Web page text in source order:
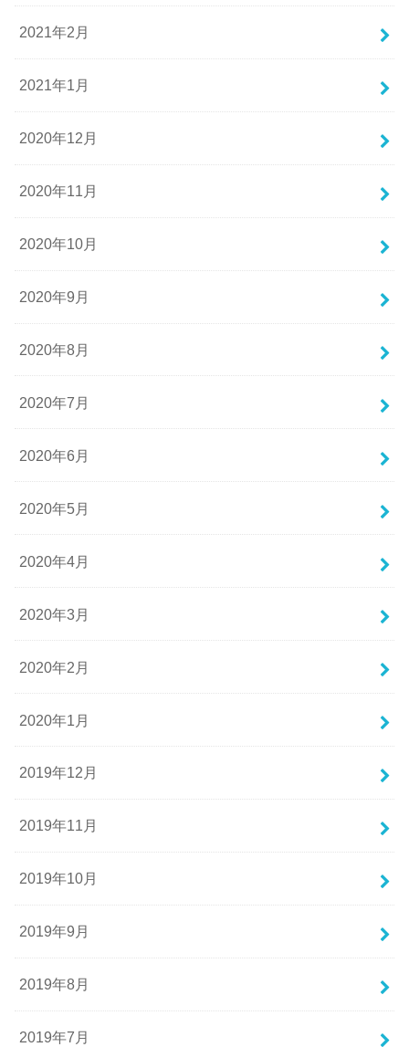
2021年2月
2021年1月
2020年12月
2020年11月
2020年10月
2020年9月
2020年8月
2020年7月
2020年6月
2020年5月
2020年4月
2020年3月
2020年2月
2020年1月
2019年12月
2019年11月
2019年10月
2019年9月
2019年8月
2019年7月